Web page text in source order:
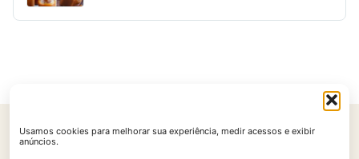
Usamos cookies para melhorar sua experiência, medir acessos e exibir
anúncios.
Início Contato Política de Privacidade